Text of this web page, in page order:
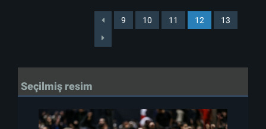
9 10 11 12 13
Seçilmiş resim